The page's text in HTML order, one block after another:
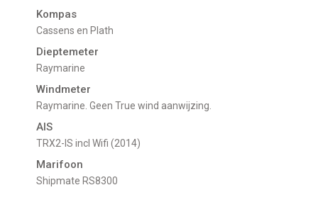
Kompas
Cassens en Plath
Dieptemeter
Raymarine
Windmeter
Raymarine. Geen True wind aanwijzing.
AIS
TRX2-IS incl Wifi (2014)
Marifoon
Shipmate RS8300